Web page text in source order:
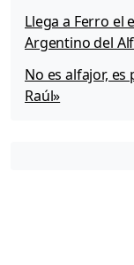
Llega a Ferro el
Argentino del
No es alfajor, es
Raúl»